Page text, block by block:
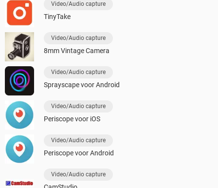
Video/Audio capture
TinyTake
Video/Audio capture
8mm Vintage Camera
Video/Audio capture
Sprayscape voor Android
Video/Audio capture
Periscope voor iOS
Video/Audio capture
Periscope voor Android
Video/Audio capture